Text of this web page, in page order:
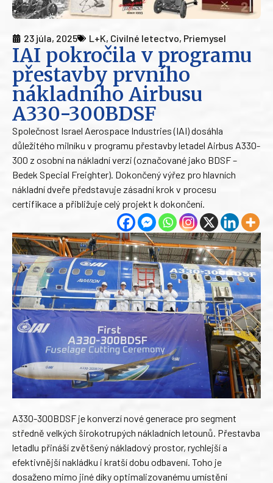
23 júla, 2025 L+K, Civilné letectvo, Priemysel
IAI pokročila v programu
přestavby prvního
nákladního Airbusu
A330-300BDSF
Společnost Israel Aerospace Industries (IAI) dosáhla
důležitého milníku v programu přestavby letadel Airbus A330-
300 z osobní na nákladní verzi (označované jako BDSF –
Bedek Special Freighter). Dokončený výřez pro hlavních
nákladní dveře představuje zásadní krok v procesu
certifikace a přibližuje celý projekt k dokončení.
A330-300BDSF je konverzí nové generace pro segment
středně velkých širokotrupých nákladních letounů. Přestavba
letadlu přináší zvětšený nákladový prostor, rychlejší a
efektivnější nakládku i kratší dobu odbavení. Toho je
dosaženo mimo jiné díky optimalizovanému umístění